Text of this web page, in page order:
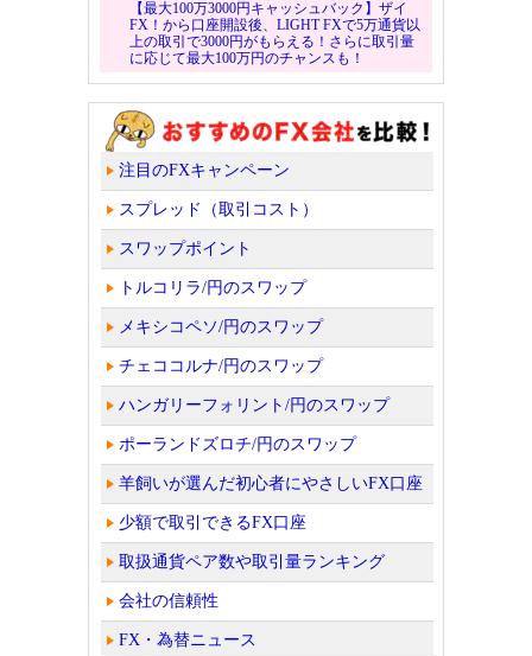
【最大100万3000円キャッシュバック】ザイ
FX！から口座開設後、LIGHT FXで5万通貨以
上の取引で3000円がもらえる！さらに取引量
に応じて最大100万円のチャンスも！
注目のFXキャンペーン
スプレッド（取引コスト）
スワップポイント
トルコリラ/円のスワップ
メキシコペソ/円のスワップ
チェココルナ/円のスワップ
ハンガリーフォリント/円のスワップ
ポーランドズロチ/円のスワップ
羊飼いが選んだ初心者にやさしいFX口座
少額で取引できるFX口座
取扱通貨ペア数や取引量ランキング
会社の信頼性
FX・為替ニュース